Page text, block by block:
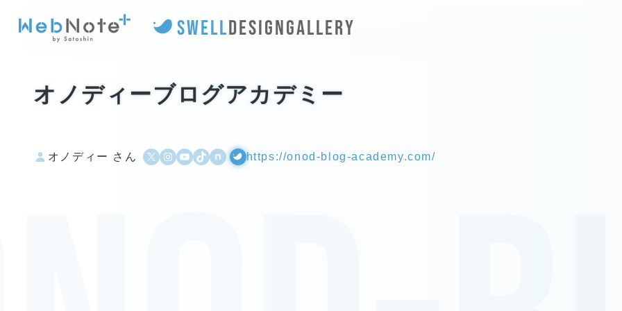
SWELLDESIGNGALLERY
オノディーブログアカデミー
オノディー さん X Instagram
YouTube
TikTok
500pxWordPress
https://onod-blog-academy.com/